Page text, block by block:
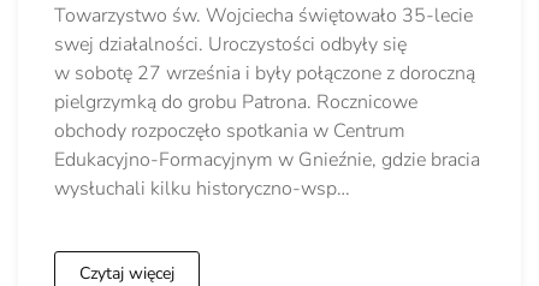
Towarzystwo św. Wojciecha świętowało 35-lecie
swej działalności. Uroczystości odbyły się
w sobotę 27 września i były połączone z doroczną
pielgrzymką do grobu Patrona. Rocznicowe
obchody rozpoczęło spotkania w Centrum
Edukacyjno-Formacyjnym w Gnieźnie, gdzie bracia
wysłuchali kilku historyczno-wsp…
Czytaj więcej